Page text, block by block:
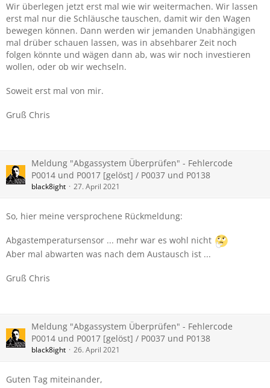
Wir überlegen jetzt erst mal wie wir weitermachen. Wir lassen
erst mal nur die Schläusche tauschen, damit wir den Wagen
bewegen können. Dann werden wir jemanden Unabhängigen
mal drüber schauen lassen, was in absehbarer Zeit noch
folgen könnte und wägen dann ab, was wir noch investieren
wollen, oder ob wir wechseln.
Soweit erst mal von mir.
Gruß Chris
Meldung "Abgassystem Überprüfen" - Fehlercode
P0014 und P0017 [gelöst] / P0037 und P0138
black8ight 27. April 2021
So, hier meine versprochene Rückmeldung:
Abgastemperatursensor ... mehr war es wohl nicht
Aber mal abwarten was nach dem Austausch ist ...
Gruß Chris
Meldung "Abgassystem Überprüfen" - Fehlercode
P0014 und P0017 [gelöst] / P0037 und P0138
black8ight 26. April 2021
Guten Tag miteinander,